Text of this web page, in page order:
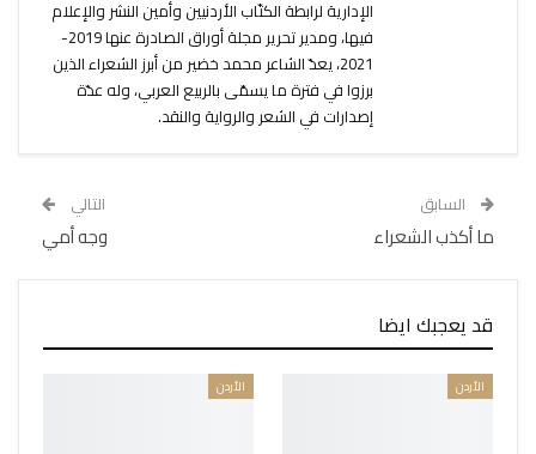
الإدارية لرابطة الكتّاب الأردنيين وأمين النشر والإعلام
فيها، ومدير تحرير مجلة أوراق الصادرة عنها 2019-
2021، يعدّ الشاعر محمد خضير من أبرز الشعراء الذين
برزوا في فترة ما يسمّى بالربيع العربي، وله عدّة
إصدارات في الشعر والرواية والنقد.
السابق
ما أكذب الشعراء
التالي
وجه أمي
قد يعجبك ايضا
الأردن الأردن